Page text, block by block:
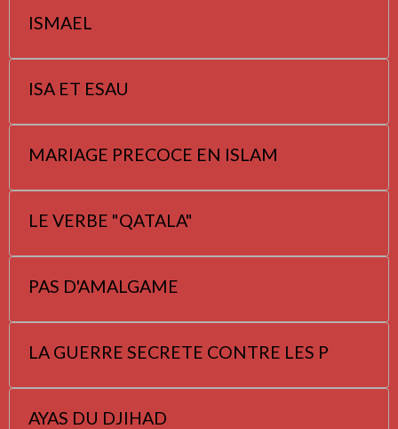
ISMAEL
ISA ET ESAU
MARIAGE PRECOCE EN ISLAM
LE VERBE "QATALA"
PAS D'AMALGAME
LA GUERRE SECRETE CONTRE LES P
AYAS DU DJIHAD